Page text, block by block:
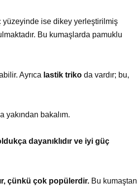
yüzeyinde ise dikey yerleştirilmiş
Bu kumaşlarda pamuklu
Ayrıca lastik triko da vardır; bu,
yakından bakalım.
dayanıklıdır ve iyi güç
çünkü çok popülerdir. Bu kumaştan